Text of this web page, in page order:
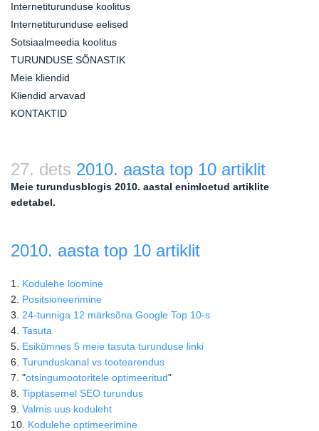
Internetiturunduse koolitus
Internetiturunduse eelised
Sotsiaalmeedia koolitus
TURUNDUSE SÕNASTIK
Meie kliendid
Kliendid arvavad
KONTAKTID
27. dets 2010. aasta top 10 artiklit
Meie turundusblogis 2010. aastal enimloetud artiklite
edetabel.
2010. aasta top 10 artiklit
1. Kodulehe loomine
2. Positsioneerimine
3. 24-tunniga 12 märksõna Google Top 10-s
4. Tasuta
5. Esikümnes 5 meie tasuta turunduse linki
6. Turunduskanal vs tootearendus
7. "otsingumootoritele optimeeritud"
8. Tipptasemel SEO turundus
9. Valmis uus koduleht
10. Kodulehe optimeerimine